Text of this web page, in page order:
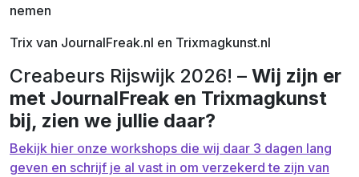
nemen
Trix van JournalFreak.nl en Trixmagkunst.nl
Creabeurs Rijswijk 2026! – Wij zijn er
met JournalFreak en Trixmagkunst
bij, zien we jullie daar?
Bekijk hier onze workshops die wij daar 3 dagen lang
geven en schrijf je al vast in om verzekerd te zijn van